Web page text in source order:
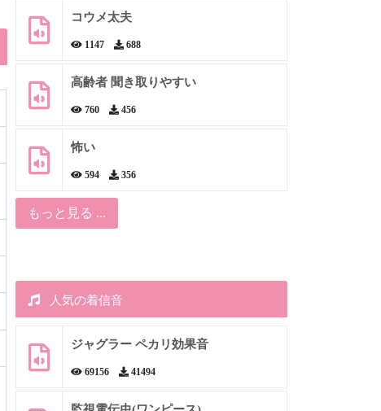
コウメ太夫
1147 688
高齢者 聞き取りやすい
760 456
怖い
594 356
もっと見る ...
人気の着信音
ジャグラー ペカリ効果音
69156 41494